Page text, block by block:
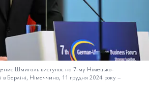
Шмигаль виступає на 7-му Німецько-
в Берліні, Німеччина, 11 грудня 2024 року –